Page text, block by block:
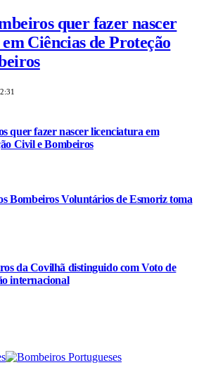
quer fazer nascer
Ciências de Proteção
quer fazer nascer licenciatura em
Civil e Bombeiros
Bombeiros Voluntários de Esmoriz toma
da Covilhã distinguido com Voto de
internacional